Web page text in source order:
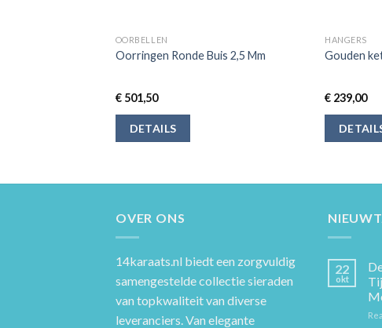
OORBELLEN
Oorringen Ronde Buis 2,5 Mm
€501,50
DETAILS
HANGERS
Gouden
€ 239,00
OVER ONS
14karaats.nl biedt een zorgvuldig
samengestelde collectie sieraden
van topkwaliteit van diverse
leveranciers. Van elegante
22
okt